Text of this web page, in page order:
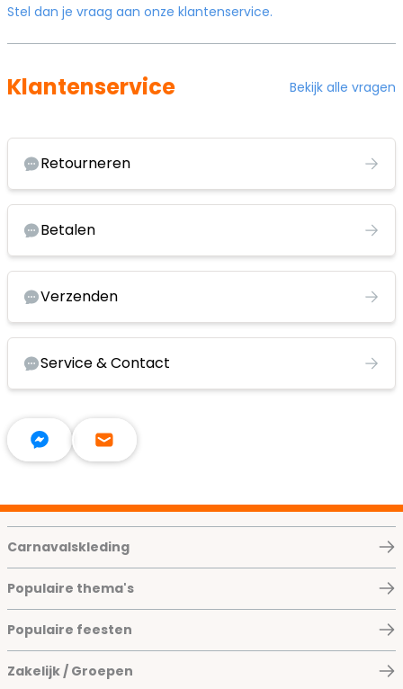
Stel dan je vraag aan onze klantenservice.
Klantenservice Bekijk alle vragen
Retourneren
Betalen
Verzenden
Service & Contact
Carnavalskleding
Populaire thema's
Populaire feesten
Zakelijk / Groepen